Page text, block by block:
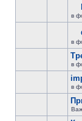
в
в
в
в